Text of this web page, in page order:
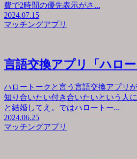
費で2時間の優先表示がさ...
2024.07.15
マッチングアプリ
言語交換アプリ「ハロ
ハロートークと言う言語交換アプリ
知り合いたい付き合いたいという人
と結婚してえ。ではハロートー...
2024.06.25
マッチングアプリ